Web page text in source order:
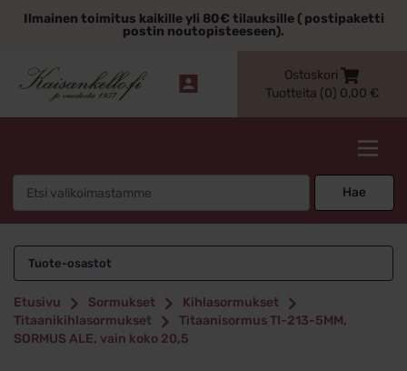
sisältöönIlmainen toimitus kaikille yli 80€ tilauksille ( postipaketti
postin noutopisteeseen).
Ostoskori
Tuotteita (0) 0,00 €
Hae
Tuote-osastot
Etusivu Sormukset
Kihlasormukset
Titaanikihlasormukset
Titaanisormus TI-213-5MM,
SORMUS ALE, vain koko 20,5